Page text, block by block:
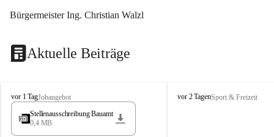
Bürgermeister Ing. Christian Walzl
Aktuelle Beiträge
S
t
s
vor 1 TagJobangebot
Stellenausschreibung Bauamt
0,4 MB
S
vor 2 TagenSport & Freizeit